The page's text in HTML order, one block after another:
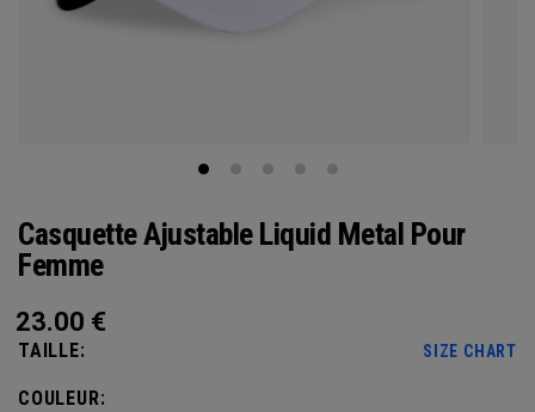
Casquette Ajustable Liquid Metal Pour
Femme
23.00 €
TAILLE: SIZE CHART
COULEUR: